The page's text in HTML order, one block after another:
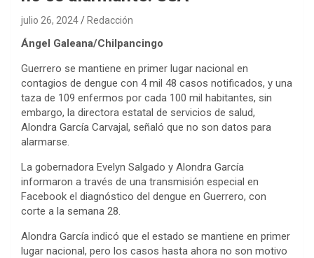
julio 26, 2024 Redacción
Ángel Galeana/Chilpancingo
Guerrero se mantiene en primer lugar nacional en
contagios de dengue con 4 mil 48 casos notificados, y una
taza de 109 enfermos por cada 100 mil habitantes, sin
embargo, la directora estatal de servicios de salud,
Alondra García Carvajal, señaló que no son datos para
alarmarse.
La gobernadora Evelyn Salgado y Alondra García
informaron a través de una transmisión especial en
Facebook el diagnóstico del dengue en Guerrero, con
corte a la semana 28.
Alondra García indicó que el estado se mantiene en primer
lugar nacional, pero los casos hasta ahora no son motivo